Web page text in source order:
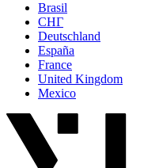
Brasil
СНГ
Deutschland
España
France
United Kingdom
Mexico